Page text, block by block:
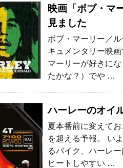
映画「ボブ・マ
見ました
ボブ・マーリー／
キュメンタリー映
マーリーが好きに
たかな？）でや …
ハーレーのオイ
夏本番前に変えて
を超える予報。 い
るバイク、ハーレ
ヒートしやすい …